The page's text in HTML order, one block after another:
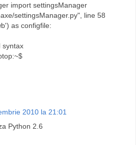
import settingsManager
settingsManager.py", line 58
as configfile:
syntax
2010 la 21:01
Python 2.6